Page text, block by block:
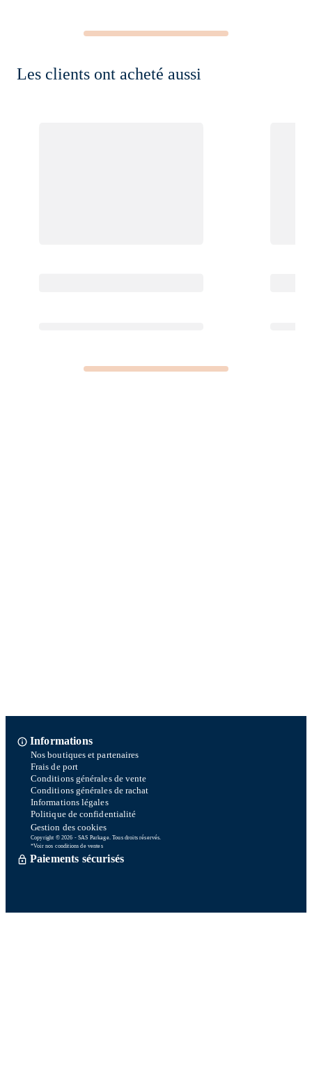
Les clients ont acheté aussi
Informations
Nos boutiques et partenaires
Frais de port
Conditions générales de vente
Conditions générales de rachat
Informations légales
Politique de confidentialité
Gestion des cookies
Copyright © 2026 - SAS Parkage. Tous droits réservés.
*Voir nos conditions de ventes
Paiements sécurisés